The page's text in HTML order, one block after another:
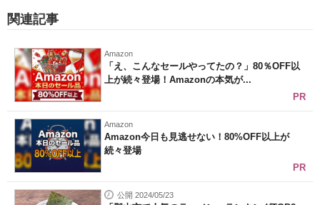
関連記事
Amazon
「え、こんなセールやってたの？」80％OFF以
上が続々登場！Amazonの本気が...
PR
Amazon
Amazon今日も見逃せない！80%OFF以上が
続々登場
PR
公開 2024/05/23